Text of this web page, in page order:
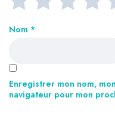
Nom *
Enregistrer mon nom,
navigateur pour mon